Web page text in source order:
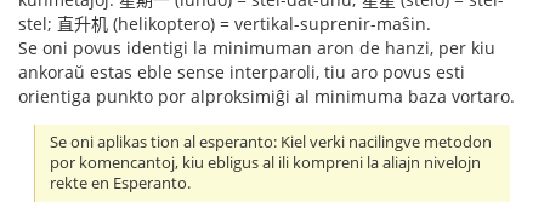
stel; 直升机 (helikoptero) = vertikal-suprenir-maŝin.
Se oni povus identigi la minimuman aron de hanzi, per kiu
ankoraŭ estas eble sense interparoli, tiu aro povus esti
orientiga punkto por alproksimiĝi al minimuma baza vortaro.
Se oni aplikas tion al esperanto: Kiel verki nacilingve metodon
por komencantoj, kiu ebligus al ili kompreni la aliajn nivelojn
rekte en Esperanto.